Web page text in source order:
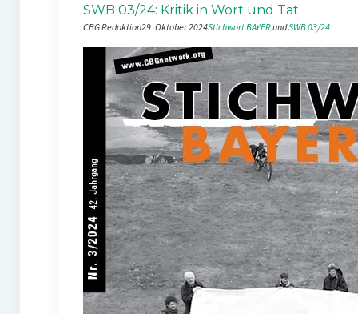
SWB 03/24: Kritik in Wort und Tat
CBG Redaktion29. Oktober 2024Stichwort BAYER und SWB 03/24